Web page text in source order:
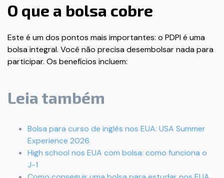
O que a bolsa cobre
Este é um dos pontos mais importantes: o PDPI é uma
bolsa integral. Você não precisa desembolsar nada para
participar. Os benefícios incluem:
Leia também
Bolsa para curso de inglês nos EUA: USA Summer
Experience 2026
High school nos EUA com bolsa: como funciona o
J-1